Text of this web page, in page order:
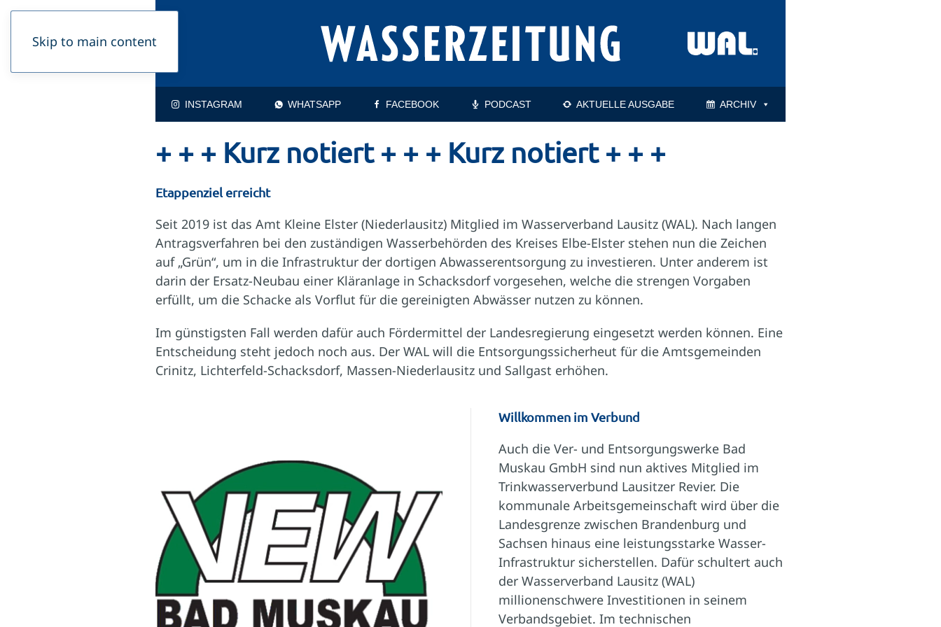
Skip to main content
INSTAGRAM WHATSAPP FACEBOOK PODCAST AKTUELLE AUSGABE ARCHIV
+ + + Kurz notiert + + + Kurz notiert + + +
Etappenziel erreicht
Seit 2019 ist das Amt Kleine Elster (Niederlausitz) Mitglied im Wasserverband Lausitz (WAL). Nach langen
Antragsverfahren bei den zuständigen Wasserbehörden des Kreises Elbe-Elster stehen nun die Zeichen
auf „Grün“, um in die Infrastruktur der dortigen Abwasserentsorgung zu investieren. Unter anderem ist
darin der Ersatz-Neubau einer Kläranlage in Schacksdorf vorgesehen, welche die strengen Vorgaben
erfüllt, um die Schacke als Vorflut für die gereinigten Abwässer nutzen zu können.
Im günstigsten Fall werden dafür auch Fördermittel der Landesregierung eingesetzt werden können. Eine
Entscheidung steht jedoch noch aus. Der WAL will die Entsorgungssicherheut für die Amtsgemeinden
Crinitz, Lichterfeld-Schacksdorf, Massen-Niederlausitz und Sallgast erhöhen.
Willkommen im Verbund
Auch die Ver- und Entsorgungswerke Bad
Muskau GmbH sind nun aktives Mitglied im
Trinkwasserverbund Lausitzer Revier. Die
kommunale Arbeitsgemeinschaft wird über die
Landesgrenze zwischen Brandenburg und
Sachsen hinaus eine leistungsstarke Wasser-
Infrastruktur sicherstellen. Dafür schultert auch
der Wasserverband Lausitz (WAL)
millionenschwere Investitionen in seinem
Verbandsgebiet. Im technischen